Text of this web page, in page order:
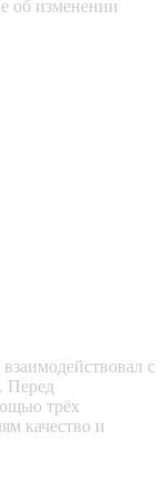
об изменении
с
Перед
трёх
качество и